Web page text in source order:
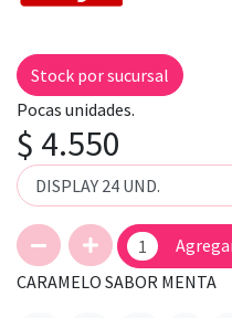
Stock por sucursal
Pocas unidades.
$ 4.550
CARAMELO SABOR MENTA